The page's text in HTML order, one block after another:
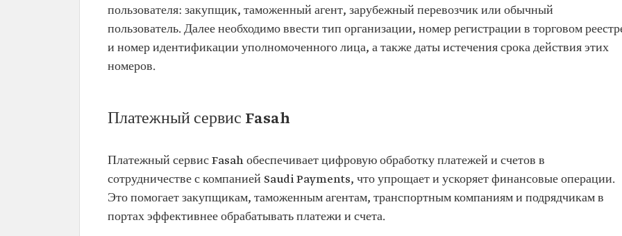
пользователя: закупщик, таможенный агент, зарубежный перевозчик или обычный
пользователь. Далее необходимо ввести тип организации, номер регистрации в торговом
и номер идентификации уполномоченного лица, а также даты истечения срока действия этих
номеров.
Платежный сервис Fasah
Платежный сервис Fasah обеспечивает цифровую обработку платежей и счетов в
сотрудничестве с компанией Saudi Payments, что упрощает и ускоряет финансовые операции.
Это помогает закупщикам, таможенным агентам, транспортным компаниям и подрядчикам в
портах эффективнее обрабатывать платежи и счета.